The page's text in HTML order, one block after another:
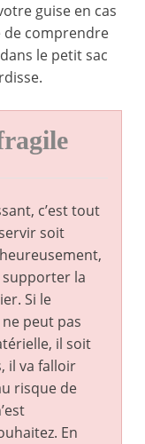
guise en cas
de comprendre
le petit sac
c’est tout
soit
supporter la
Si le
peut pas
il soit
il va falloir
risque de
En